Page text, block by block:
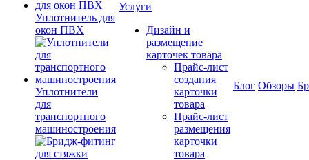
Уплотнитель для
окон ПВХ
Уплотнители
для
транспортного
машиностроения
Услуги
Дизайн и
размещение
карточек товара
Прайс-лист
создания
карточки
товара
Прайс-лист
размещения
карточки
товара
Блог Обзоры